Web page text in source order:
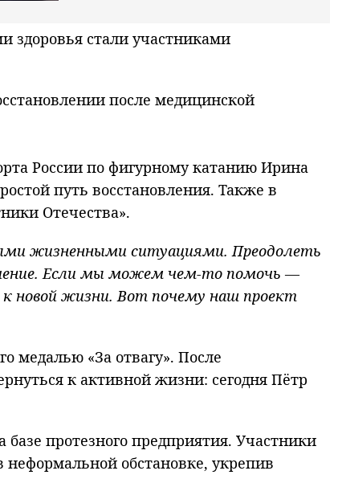
стали участниками
после медицинской
России по фигурному катанию Ирина
путь восстановления. Также в
Отечества».
жизненными ситуациями. Преодолеть
Если мы можем чем-то помочь —
новой жизни. Вот почему наш проект
медалью «За отвагу». После
к активной жизни: сегодня Пётр
протезного предприятия. Участники
неформальной обстановке, укрепив